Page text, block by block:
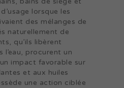
lorsque les
des mélanges de
naturellement de
qu’ils libèrent
l’eau, procurent un
impact favorable sur
et aux huiles
une action ciblée